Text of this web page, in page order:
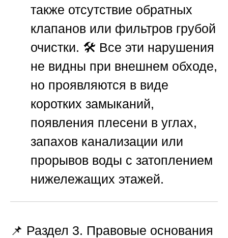
также отсутствие обратных
клапанов или фильтров грубой
очистки. 🛠️ Все эти нарушения
не видны при внешнем обходе,
но проявляются в виде
коротких замыканий,
появления плесени в углах,
запахов канализации или
прорывов воды с затоплением
нижележащих этажей.
📌 Раздел 3. Правовые основания